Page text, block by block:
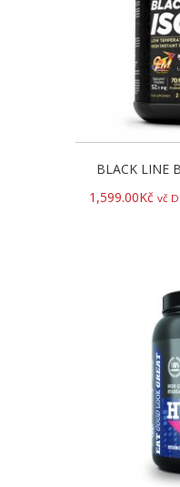
BLACK LINE
1,599.00Kč vč